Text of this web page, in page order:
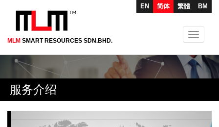
Skip
to
BM
繁體
简体
EN
MLM SMART RESOURCES SDN.BHD.
Toggle
服务介绍